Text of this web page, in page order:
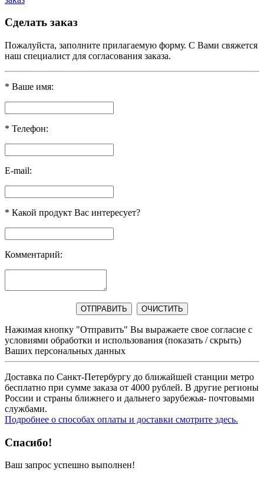
Сделать заказ
Пожалуйста, заполните прилагаемую форму. С Вами свяжется
наш специалист для согласования заказа.
* Ваше имя:
* Телефон:
E-mail:
* Какой продукт Вас интересует?
Комментарий:
Нажимая кнопку "Отправить" Вы выражаете свое согласие с
условиями обработки и использования (показать / скрыть)
Ваших персональных данных
Доставка по Санкт-Петербургу до ближайшей станции метро
бесплатно при сумме заказа от 4000 рублей. В другие регионы
России и страны ближнего и дальнего зарубежья- почтовыми
службами.
Подробнее о способах оплаты и доставки смотрите здесь.
Спасибо!
Ваш запрос успешно выполнен!